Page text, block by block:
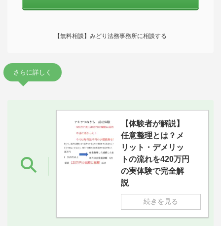
【無料相談】みどり法務事務所に相談する
さらに詳しく
【体験者が解説】
任意整理とは？メ
リット・デメリッ
トの流れを420万円
の実体験で完全解
説
続きを見る